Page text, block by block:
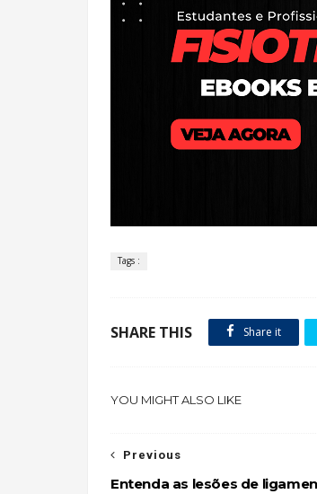
Tags :
SHARE THIS Share it
YOU MIGHT ALSO LIKE
Previous
Entenda as lesões de